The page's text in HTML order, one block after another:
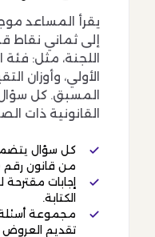
يقرأ المساعد
إلى ثماني نقاط
اللجنة، مثل:
الأولي، وأوزان
المسبق. كل سؤال
القانونية ذات
كل سؤال
من قانون رقم 49 لسنة 2016.
إجابات مقترحة
الكتابة.
مجموعة
تقديم